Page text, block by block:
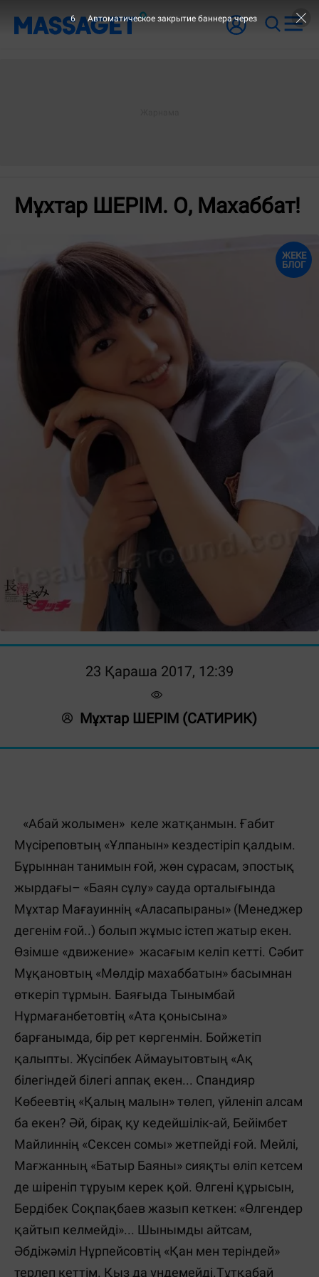
Мұхтар ШЕРІМ. О, Махаббат!
ЖЕКЕ
БЛОГ
23 Қараша 2017, 12:39
Мұхтар ШЕРІМ (САТИРИК)
«Абай жолымен» келе жатқанмын. Ғабит
Мүсіреповтың «Ұлпанын» кездестіріп қалдым.
Бұрыннан танимын ғой, жөн сұрасам, эпостық
жырдағы– «Баян сұлу» сауда орталығында
Мұхтар Мағауиннің «Аласапыраны» (Менеджер
дегенім ғой..) болып жұмыс істеп жатыр екен.
Өзімше «движение» жасағым келіп кетті. Сәбит
Мұқановтың «Мөлдір махаббатын» басымнан
өткеріп тұрмын. Баяғыда Тынымбай
Нұрмағанбетовтің «Ата қонысына»
барғанымда, бір рет көргенмін. Бойжетіп
қалыпты. Жүсіпбек Аймауытовтың «Ақ
білегіндей білегі аппақ екен... Спандияр
Көбеевтің «Қалың малын» төлеп, үйленіп алсам
ба екен? Әй, бірақ қу кедейшілік-ай, Бейімбет
Майлиннің «Сексен сомы» жетпейді ғой. Мейлі,
Мағжанның «Батыр Баяны» сияқты өліп кетсем
де шіреніп тұруым керек қой. Өлгені құрысын,
Бердібек Соқпақбаев жазып кеткен: «Өлгендер
қайтып келмейді»... Шынымды айтсам,
Әбдіжәміл Нұрпейсовтің «Қан мен теріндей»
терлеп кеттім. Қыз да үндемейді.Тұтқабай
5 Автоматическое закрытие баннера через